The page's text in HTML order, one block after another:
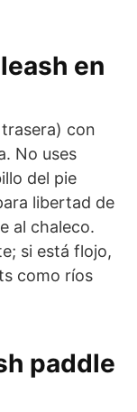
en
con
No uses
del pie
libertad de
al chaleco.
si está flojo,
como ríos
paddle